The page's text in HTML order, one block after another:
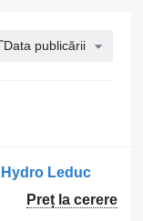
Data publicării
Leduc
Preț la cerere